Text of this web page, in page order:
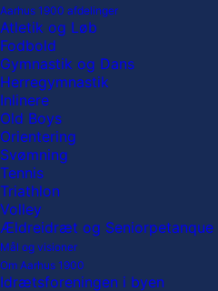
Aarhus 1900 afdelinger
Atletik og Løb
Fodbold
Gymnastik og Dans
Herregymnastik
Inlinere
Old Boys
Orientering
Svømning
Tennis
Triathlon
Volley
Ældreidræt og Seniorpetanque
Mål og visioner
Om Aarhus 1900
Idrætsforeningen i byen
My Calendar
Home My Calendar